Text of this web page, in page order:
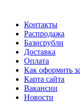
Контакты
Распродажа
Базисрубли
Доставка
Оплата
Как оформить
Карта сайта
Вакансии
Новости